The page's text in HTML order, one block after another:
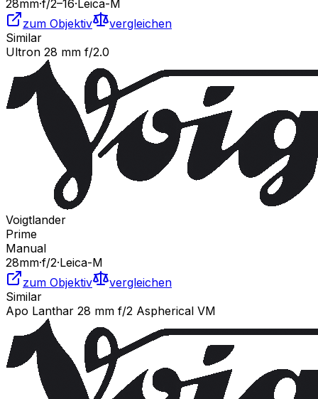
28mm·f/2–16· Leica-M
zum Objektiv
vergleichen
Similar
Ultron 28 mm f/2.0
Voigtlander
Prime
Manual
28mm·f/2·Leica-M
zum Objektiv
vergleichen
Similar
Apo Lanthar 28 mm f/2 Aspherical VM